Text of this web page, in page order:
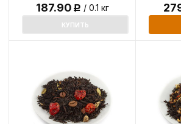
187.90Р / 0.1 кг
КУПИТЬ